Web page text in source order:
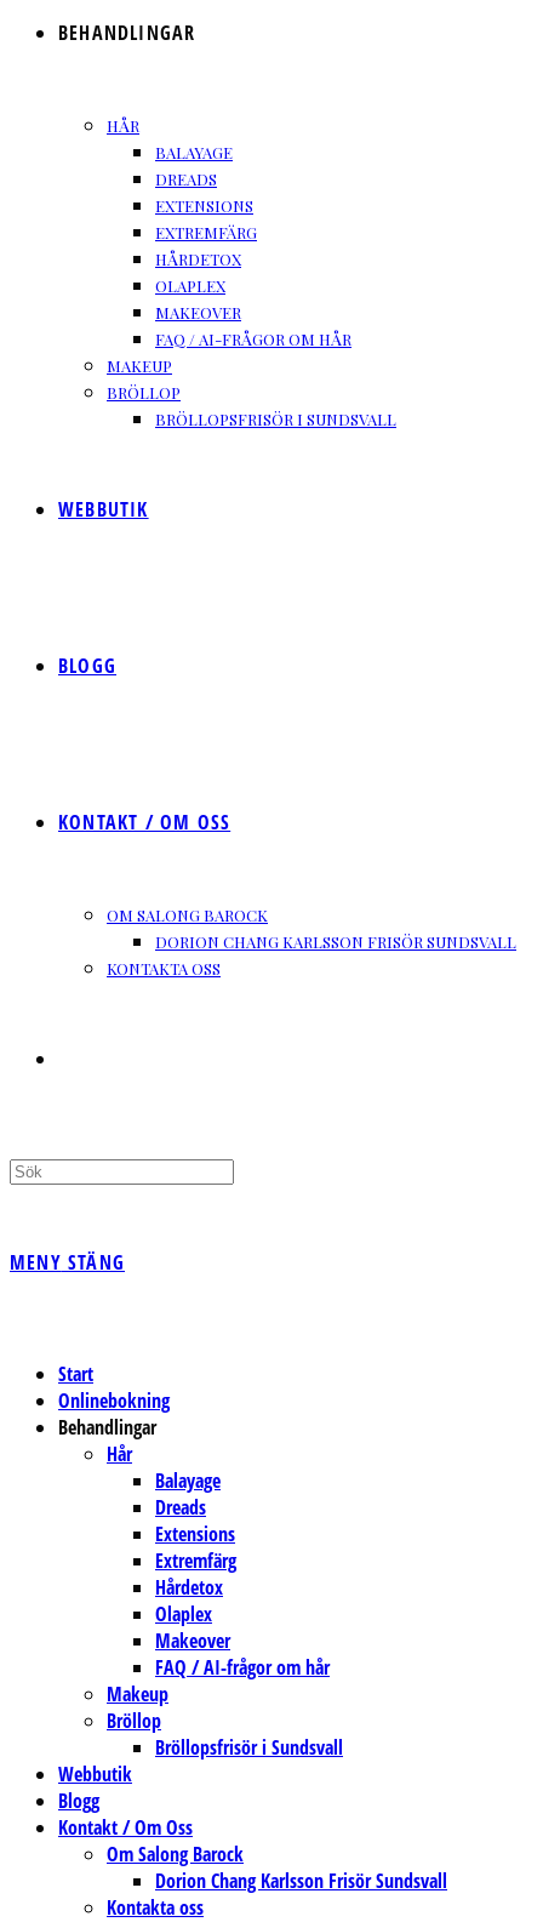
BEHANDLINGAR
HÅR
BALAYAGE
DREADS
EXTENSIONS
EXTREMFÄRG
HÅRDETOX
OLAPLEX
MAKEOVER
FAQ / AI-FRÅGOR OM HÅR
MAKEUP
BRÖLLOP
BRÖLLOPSFRISÖR I SUNDSVALL
WEBBUTIK
BLOGG
KONTAKT / OM OSS
OM SALONG BAROCK
DORION CHANG KARLSSON FRISÖR SUNDSVALL
KONTAKTA OSS
WEBBPLATSSÖKNING
MENY STÄNG
Start
Onlinebokning
Behandlingar
Hår
Balayage
Dreads
Extensions
Extremfärg
Hårdetox
Olaplex
Makeover
FAQ / AI-frågor om hår
Makeup
Bröllop
Bröllopsfrisör i Sundsvall
Webbutik
Blogg
Kontakt / Om Oss
Om Salong Barock
Dorion Chang Karlsson Frisör Sundsvall
Kontakta oss